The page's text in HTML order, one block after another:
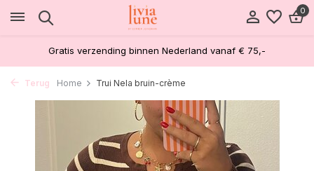
0
Gratis verzending binnen Nederland vanaf € 75,-
Terug Home Trui Nela bruin-crème